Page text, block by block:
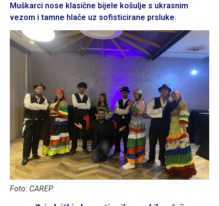
Muškarci nose klasične bijele košulje s ukrasnim
vezom i tamne hlače uz sofisticirane prsluke.
Foto: CAREP